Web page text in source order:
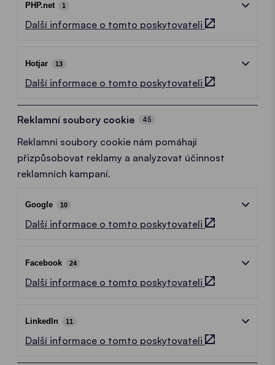
PHP.net 1
Další informace o tomto poskytovateli
Hotjar 13
Další informace o tomto poskytovateli
Reklamní soubory cookie 45
Reklamní soubory cookie nám pomáhají
přizpůsobovat reklamy a analyzovat účinnost
reklamních kampaní.
Google 10
Další informace o tomto poskytovateli
Facebook 24
Další informace o tomto poskytovateli
LinkedIn 11
Další informace o tomto poskytovateli